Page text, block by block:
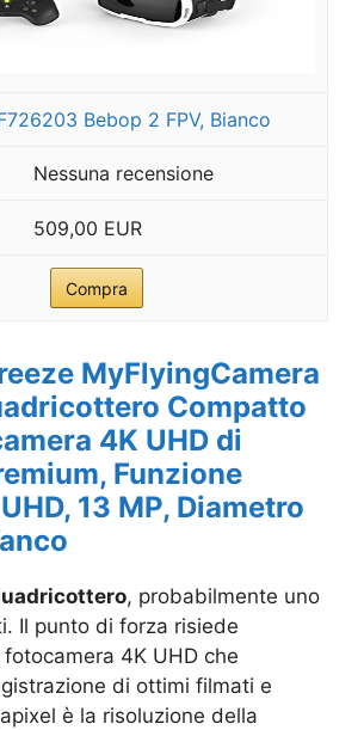
Bebop 2 FPV, Bianco
Nessuna recensione
509,00 EUR
Compra
MyFlyingCamera
Compatto
4K UHD di
Funzione
13 MP, Diametro
, probabilmente uno
Il punto di forza risiede
fotocamera 4K UHD che
di ottimi filmati e
è la risoluzione della